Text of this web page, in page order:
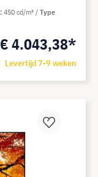
€ 4.043,38*
Levertijd 7-9 weken
450 cd/m²
Type